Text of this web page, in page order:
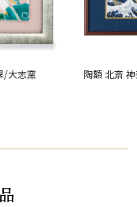
/大志窯 陶額 北斎